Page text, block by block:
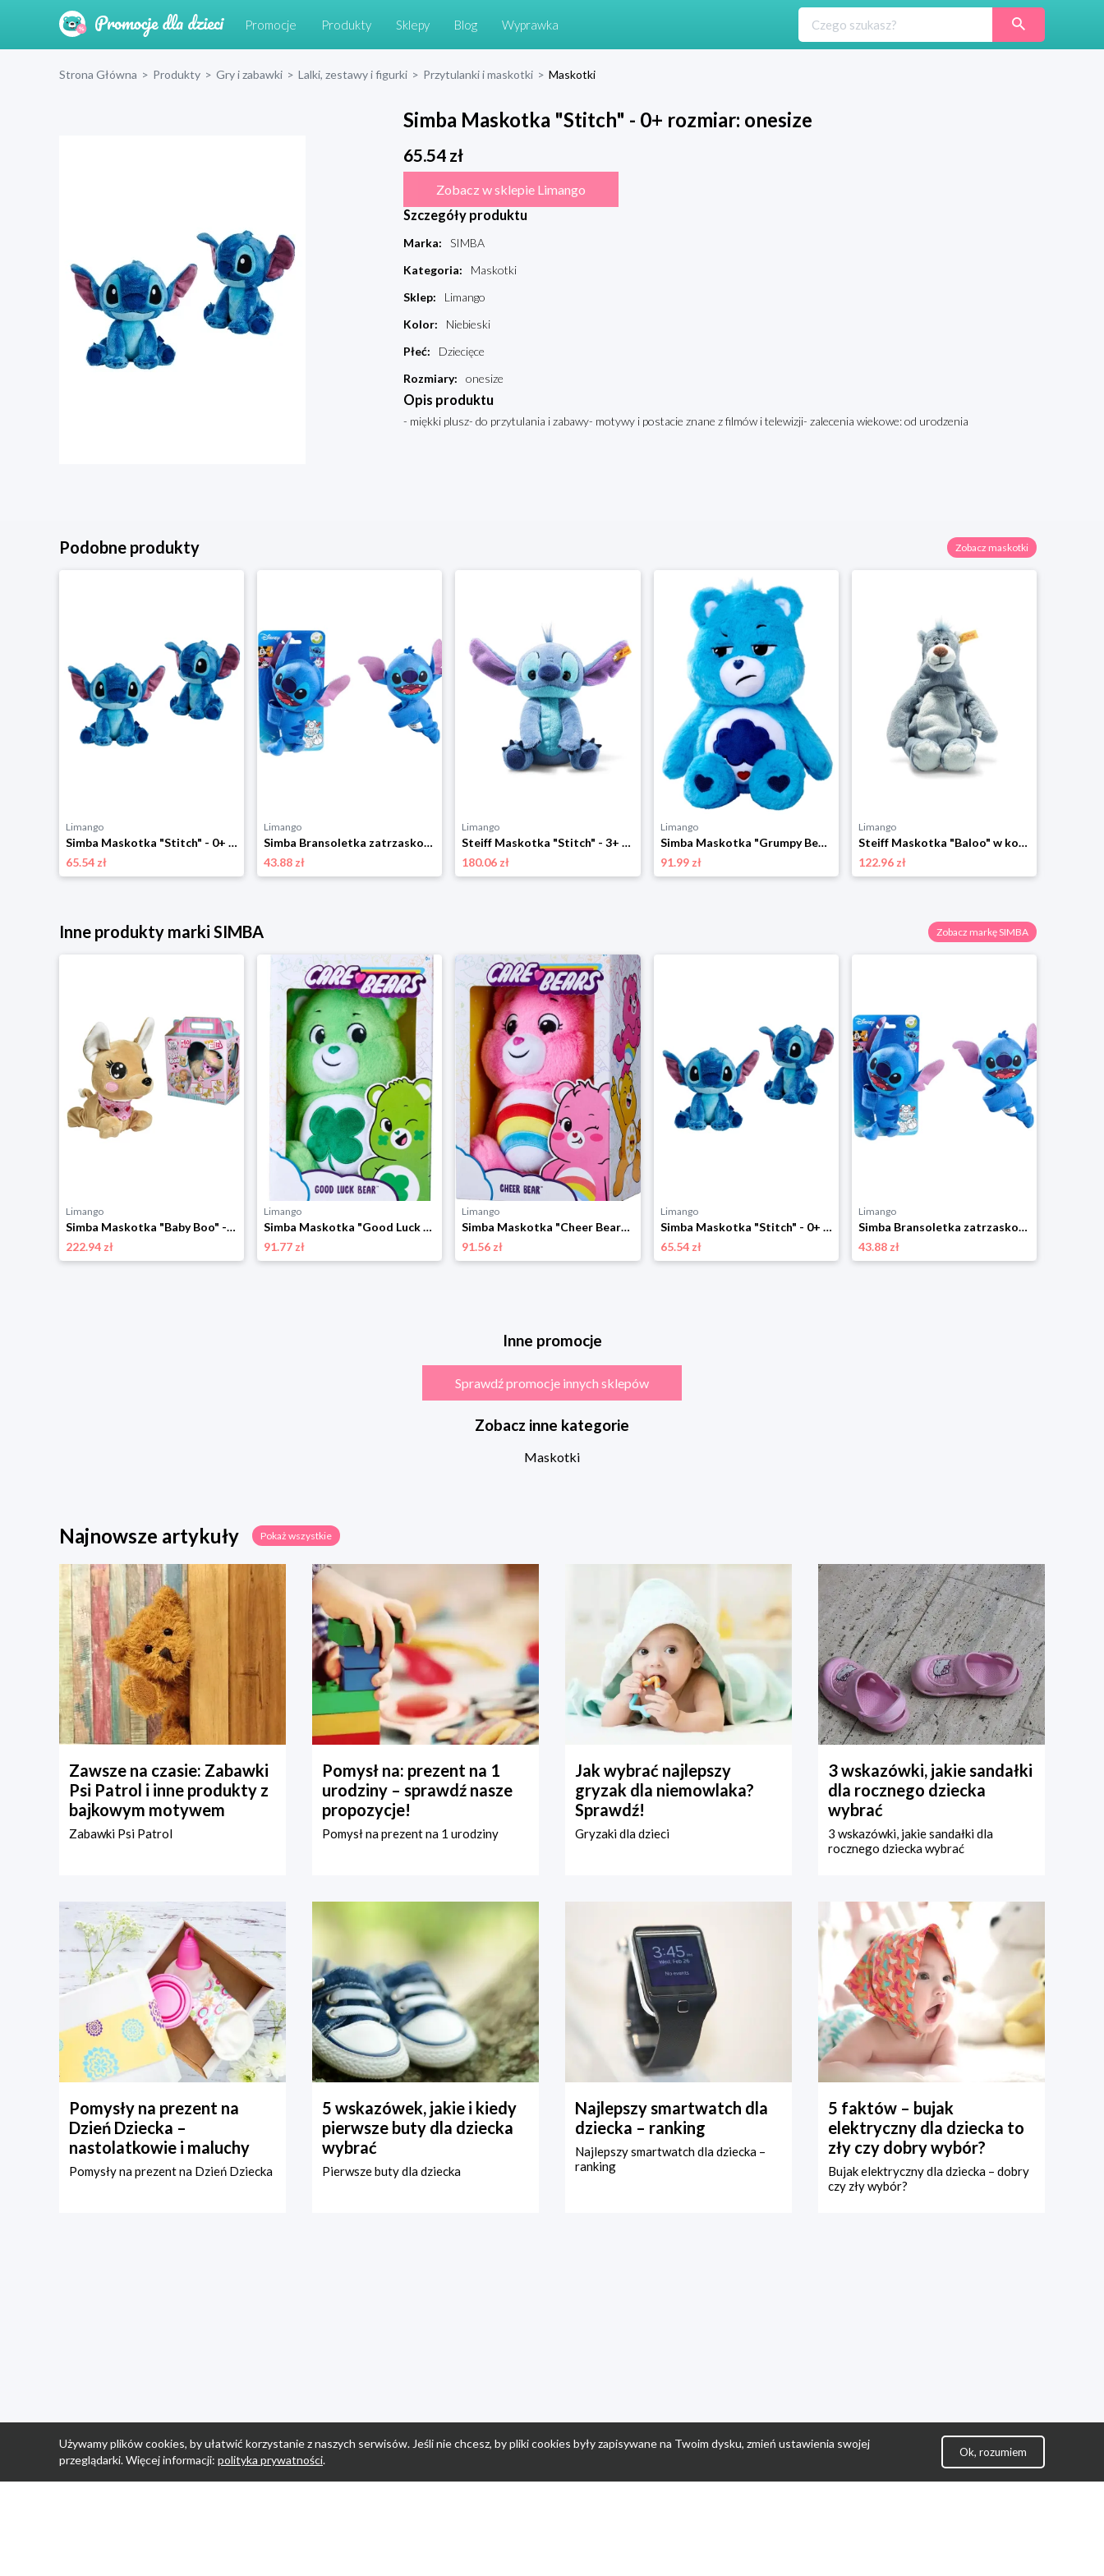
Promocje Produkty Sklepy Blog Wyprawka
Strona Główna > Produkty > Gry i zabawki > Lalki, zestawy i figurki > Przytulanki i maskotki > Maskotki
Simba Maskotka "Stitch" - 0+ rozmiar: onesize
65.54zł
Zobacz w sklepie Limango
Szczegóły produktu
Marka:
SIMBA
Kategoria:
Maskotki
Sklep:
Limango
Kolor:
Niebieski
Płeć:
Dziecięce
Rozmiary: onesize
Opis produktu
- miękki plusz- do przytulania i zabawy- motywy i postacie znane z filmów i telewizji- zalecenia wiekowe: od urodzenia
Podobne produkty Zobacz maskotki
Limango
Simba Maskotka "Stitch" - 0+ rozmiar: onesize
65.54 zł
Limango
Simba Bransoletka zatrzaskowa "Stitch" - 3+ rozmiar: onesize
43.88 zł
Limango
Steiff Maskotka "Stitch" - 3+ rozmiar: onesize
180.06 zł
Limango
Simba Maskotka "Grumpy Bear" - 0+ rozmiar: onesize
91.99 zł
Limango
Steiff Maskotka "Baloo" w kolorze błękitnym - 3+ rozmiar: onesize
122.96 zł
Inne produkty marki SIMBA Zobacz markę SIMBA
Limango
Simba Maskotka "Baby Boo" - 3+ rozmiar: onesize
222.94 zł
Limango
Simba Maskotka "Good Luck Bear" - 0+ rozmiar: onesize
91.77 zł
Limango
Simba Maskotka "Cheer Bear" - 0+ rozmiar: onesize
91.56 zł
Limango
Simba Maskotka "Stitch" - 0+ rozmiar: onesize
65.54 zł
Limango
Simba Bransoletka zatrzaskowa "Stitch" - 3+ rozmiar: onesize
43.88 zł
Inne promocje
Sprawdź promocje innych sklepów
Zobacz inne kategorie
Maskotki
Najnowsze artykuły Pokaż wszystkie
Zawsze na czasie: Zabawki
Psi Patrol i inne produkty z
bajkowym motywem
Zabawki Psi Patrol
Pomysł na: prezent na 1
urodziny – sprawdź nasze
propozycje!
Pomysł na prezent na 1 urodziny
Jak wybrać najlepszy
gryzak dla niemowlaka?
Sprawdź!
Gryzaki dla dzieci
3 wskazówki, jakie sandałki
dla rocznego dziecka
wybrać
3 wskazówki, jakie sandałki dla
rocznego dziecka wybrać
Pomysły na prezent na
Dzień Dziecka –
nastolatkowie i maluchy
Pomysły na prezent na Dzień Dziecka
5 wskazówek, jakie i kiedy
pierwsze buty dla dziecka
wybrać
Pierwsze buty dla dziecka
Najlepszy smartwatch dla
dziecka – ranking
Najlepszy smartwatch dla dziecka –
ranking
5 faktów – bujak
elektryczny dla dziecka to
zły czy dobry wybór?
Bujak elektryczny dla dziecka – dobry
czy zły wybór?
Używamy plików cookies, by ułatwić korzystanie z naszych serwisów. Jeśli nie chcesz, by pliki cookies były zapisywane na Twoim dysku, zmień ustawienia swojej
przeglądarki. Więcej informacji: polityka prywatności.
Ok, rozumiem